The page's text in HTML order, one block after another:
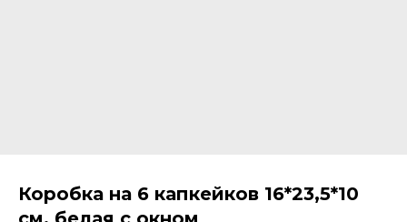
Коробка на 6 капкейков 16*23,5*10